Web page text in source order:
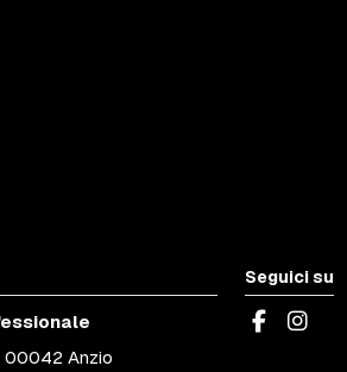
00042 Anzio
Seguici su